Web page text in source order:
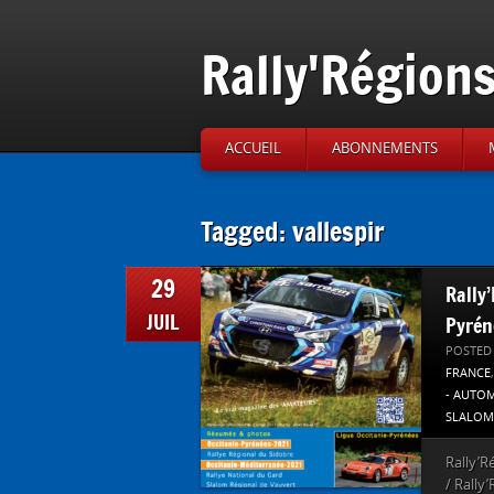
ACCUEIL ABONNEMENTS
Tagged: vallespir
29
JUIL
FRANCE
-
/